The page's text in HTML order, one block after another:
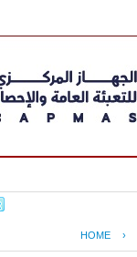
HOME ›